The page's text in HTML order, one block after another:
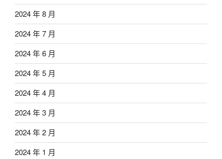
2024 年 8 月
2024 年 7 月
2024 年 6 月
2024 年 5 月
2024 年 4 月
2024 年 3 月
2024 年 2 月
2024 年 1 月